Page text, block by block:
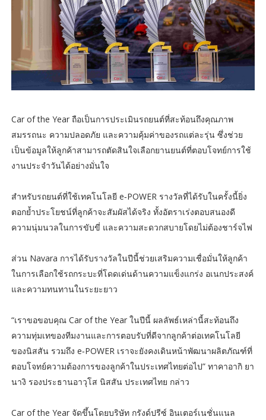
Car of the Year ถือเป็นการประเมินรถยนต์ที่สะท้อนถึงคุณภาพ
สมรรถนะ ความปลอดภัย และความคุ้มค่าของรถแต่ละรุ่น ซึ่งช่วย
เป็นข้อมูลให้ลูกค้าสามารถตัดสินใจเลือกยานยนต์ที่ตอบโจทย์การใช้
งานประจำวันได้อย่างมั่นใจ
สำหรับรถยนต์ที่ใช้เทคโนโลยี e‑POWER รางวัลที่ได้รับในครั้งนี้ยิ่ง
ตอกย้ำประโยชน์ที่ลูกค้าจะสัมผัสได้จริง ทั้งอัตราเร่งตอบสนองดี
ความนุ่มนวลในการขับขี่ และความสะดวกสบายโดยไม่ต้องชาร์จไฟ
ส่วน Navara การได้รับรางวัลในปีนี้ช่วยเสริมความเชื่อมั่นให้ลูกค้า
ในการเลือกใช้รถกระบะที่โดดเด่นด้านความแข็งแกร่ง อเนกประสงค์
และความทนทานในระยะยาว
“เราขอขอบคุณ Car of the Year ในปีนี้ ผลลัพธ์เหล่านี้สะท้อนถึง
ความทุ่มเทของทีมงานและการตอบรับที่ดีจากลูกค้าต่อเทคโนโลยี
ของนิสสัน รวมถึง e‑POWER เราจะยังคงเดินหน้าพัฒนาผลิตภัณฑ์ที่
ตอบโจทย์ความต้องการของลูกค้าในประเทศไทยต่อไป” ทาคาอากิ ยา
นางิ รองประธานอาวุโส นิสสัน ประเทศไทย กล่าว
Car of the Year จัดขึ้นโดยบริษัท กรังด์ปรีซ์ อินเตอร์เนชั่นแนล